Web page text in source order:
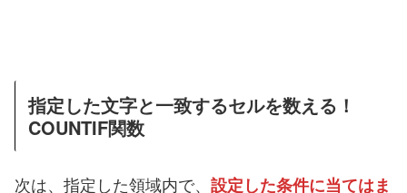
指定した文字と一致するセルを数える！
COUNTIF関数
次は、指定した領域内で、 設定した条件に当てはま